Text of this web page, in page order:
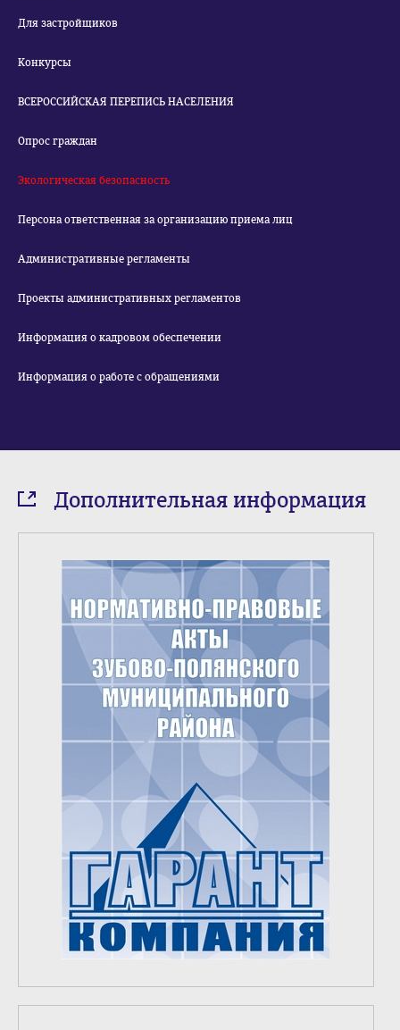
Для застройщиков
Конкурсы
ВСЕРОССИЙСКАЯ ПЕРЕПИСЬ НАСЕЛЕНИЯ
Опрос граждан
Экологическая безопасность
Персона ответственная за организацию приема лиц
Административные регламенты
Проекты административных регламентов
Информация о кадровом обеспечении
Информация о работе с обращениями
Дополнительная информация